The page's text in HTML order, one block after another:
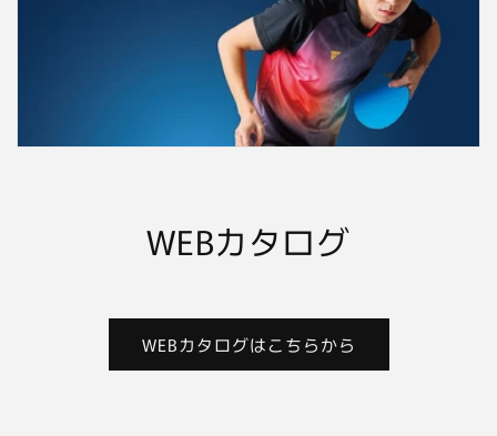
WEBカタログ
WEBカタログはこちらから